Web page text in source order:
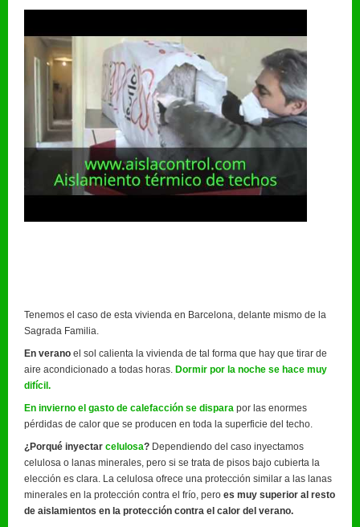
Tenemos el caso de esta vivienda en Barcelona, delante mismo de la
Sagrada Familia.
En verano el sol calienta la vivienda de tal forma que hay que tirar de
aire acondicionado a todas horas. Dormir por la noche se hace muy
difícil.
En invierno el gasto de calefacción se dispara por las enormes
pérdidas de calor que se producen en toda la superficie del techo.
¿Porqué inyectar celulosa? Dependiendo del caso inyectamos
celulosa o lanas minerales, pero si se trata de pisos bajo cubierta la
elección es clara. La celulosa ofrece una protección similar a las lanas
minerales en la protección contra el frío, pero es muy superior al resto
de aislamientos en la protección contra el calor del verano.